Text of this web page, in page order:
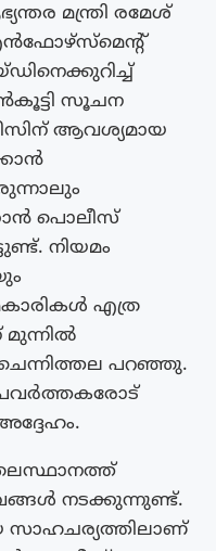
മന്ത്രി രമേശ്
സൂചന
ആവശ്യമായ
പൊലീസ്
നിയമം
എത്ര
മുന്നിൽ
പറഞ്ഞു.
നടക്കുന്നുണ്ട്.